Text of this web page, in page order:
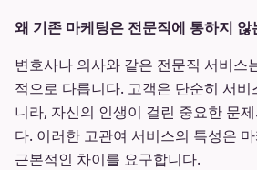
왜 기존 마케팅은 전문직에 통하지 않
변호사나 의사와 같은 전문직 서비스
적으로 다릅니다. 고객은 단순히 서
니라, 자신의 인생이 걸린 중요한 문
다. 이러한 고관여 서비스의 특성은
근본적인 차이를 요구합니다.